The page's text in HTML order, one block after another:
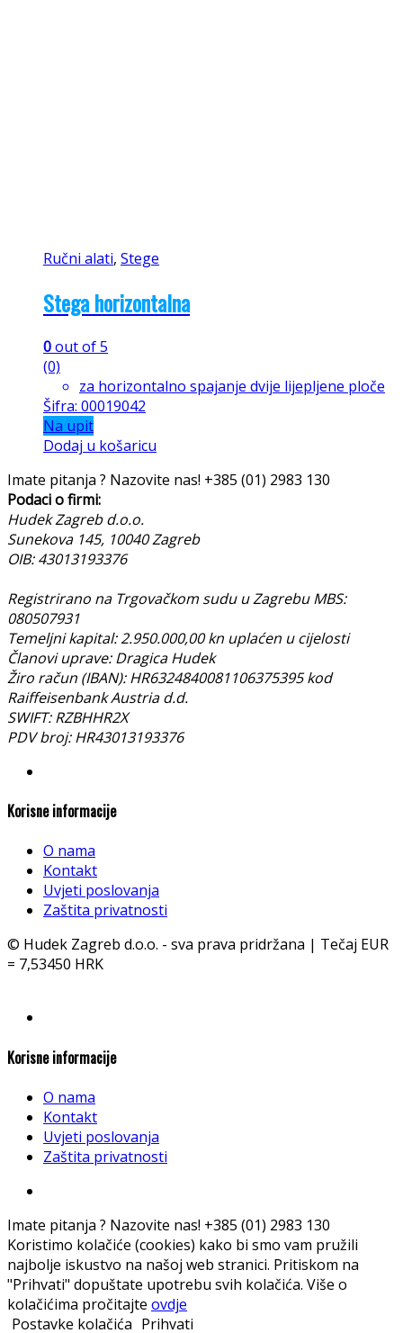
Ručni alati, Stege
Stega horizontalna
0out of 5
(0)
za horizontalno spajanje dvije lijepljene ploče
Šifra: 00019042
Na upit
Dodaj u košaricu
Imate pitanja ? Nazovite nas! +385 (01) 2983 130
Podaci o firmi:
Hudek Zagreb d.o.o.
Sunekova 145, 10040 Zagreb
OIB: 43013193376
Registrirano na Trgovačkom sudu u Zagrebu MBS:
080507931
Temeljni kapital: 2.950.000,00 kn uplaćen u cijelosti
Članovi uprave: Dragica Hudek
Žiro račun (IBAN): HR6324840081106375395 kod
Raiffeisenbank Austria d.d.
SWIFT: RZBHHR2X
PDV broj: HR43013193376
Korisne informacije
O nama
Kontakt
Uvjeti poslovanja
Zaštita privatnosti
© Hudek Zagreb d.o.o. - sva prava pridržana | Tečaj EUR
= 7,53450 HRK
Korisne informacije
O nama
Kontakt
Uvjeti poslovanja
Zaštita privatnosti
Imate pitanja ? Nazovite nas! +385 (01) 2983 130
Koristimo kolačiće (cookies) kako bi smo vam pružili
najbolje iskustvo na našoj web stranici. Pritiskom na
"Prihvati" dopuštate upotrebu svih kolačića. Više o
kolačićima pročitajte ovdje
Postavke kolačića Prihvati